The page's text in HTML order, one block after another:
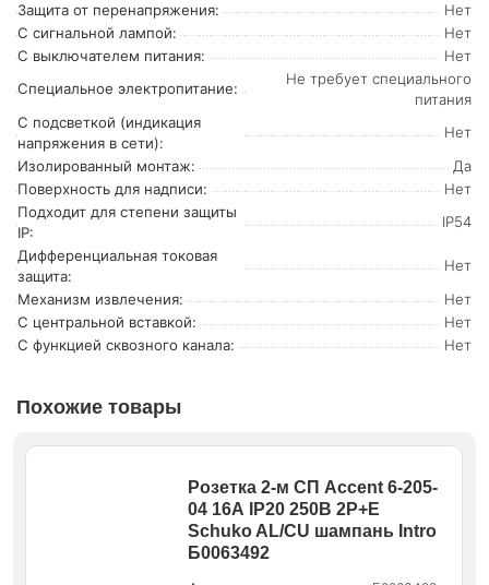
Защита от перенапряжения:
Нет
С сигнальной лампой:
Нет
С выключателем питания:
Нет
Cпециальное электропитание:
Не требует специального
питания
С подсветкой (индикация
напряжения в сети):
Нет
Изолированный монтаж:
Да
Поверхность для надписи:
Нет
Подходит для степени защиты
IP:
IP54
Дифференциальная токовая
защита:
Нет
Механизм извлечения:
Нет
С центральной вставкой:
Нет
С функцией сквозного канала:
Нет
Похожие товары
Розетка 2-м СП Accent 6-205-
04 16А IP20 250В 2P+E
Schuko AL/CU шампань Intro
Б0063492